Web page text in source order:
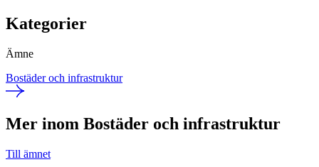
Kategorier
Ämne
Bostäder och infrastruktur
Mer inom Bostäder och infrastruktur
Till ämnet